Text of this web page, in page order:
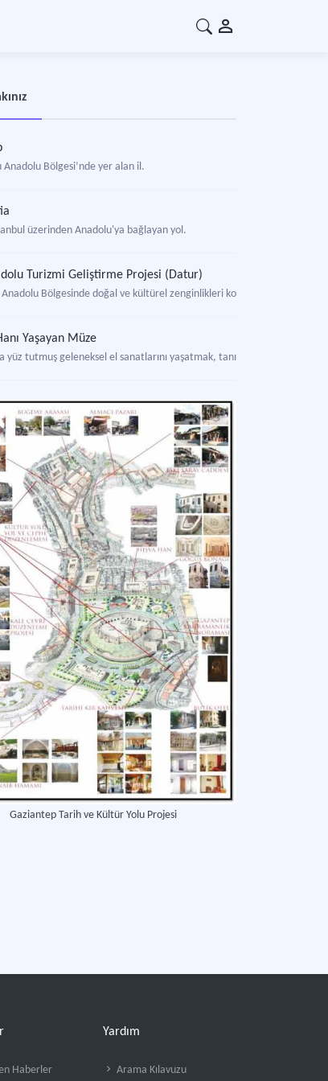
Anadolu Bölgesi’nde yer alan il.
üzerinden Anadolu'ya bağlayan yol.
Turizmi Geliştirme Projesi (Datur)
Anadolu Bölgesinde doğal ve kültürel zenginlikleri koruyarak
Yaşayan Müze
yüz tutmuş geleneksel el sanatlarını yaşatmak, tanıtmak ve
Yeraltı Suyu Yapıları: Livas ve Kasteller
tarihi su mimarisinin özgün örneklerini oluşturan, suyun taşınması ve
Yolu Festivali
Bakanlığı'nca Manisa'da düzenlenen kültür yolu festivali.
Gaziantep Tarih ve Kültür Yolu Projesi
Haberler
Yardım
Arama Kılavuzu